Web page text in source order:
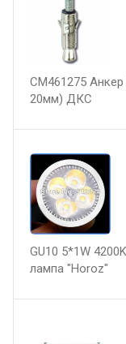
CM461275
20мм) ДКС
GU10 5*1W
лампа "Horoz"